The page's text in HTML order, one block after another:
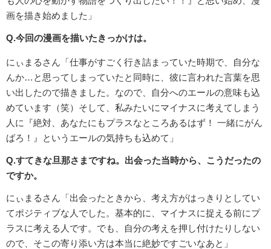
画を描き始めました」
Q.今回の漫画を描いたきっかけは。
にぃまるさん「仕事がすごく行き詰まっていた時期で、自分な
んか…と思ってしまっていたと同時に、彼に言われた言葉を思
い出したので描きました。なので、自分へのエールの意味も込
めています（笑）そして、私みたいにマイナスに考えてしまう
人に『絶対、あなたにもプラスなところあるはず！ 一緒にがん
ばろ！』というエールの気持ちも込めて」
Q.すてきな旦那さまですね。出会った当時から、こうだったの
ですか。
にぃまるさん「出会ったときから、考え方がはっきりとしてい
てポジティブな人でした。基本的に、マイナスに捉える前にプ
ラスに考える人です。でも、自分の考えを押し付けたりしない
ので、そこの寄り添い方は本当に絶妙ですごいなあと」